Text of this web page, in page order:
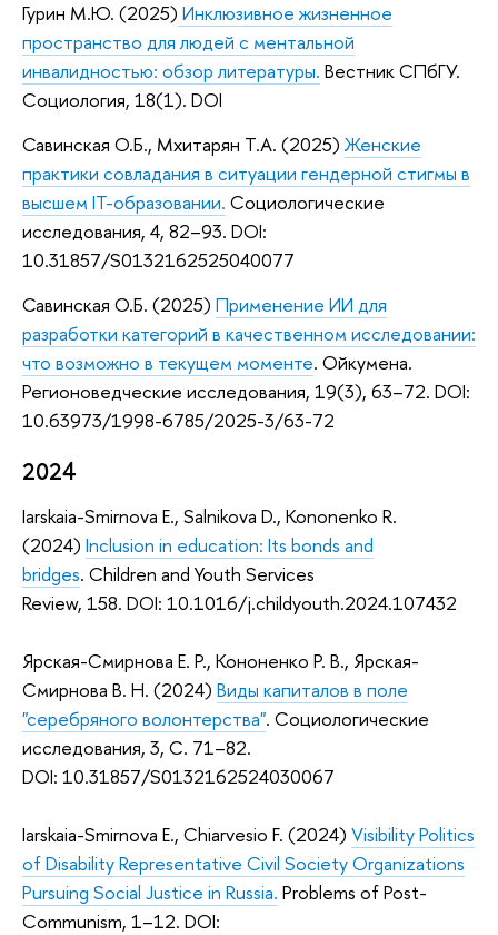
Гурин М.Ю. (2025) Инклюзивное жизненное
пространство для людей с ментальной
инвалидностью: обзор литературы. Вестник СПбГУ.
Социология, 18(1). DOI
Савинская О.Б., Мхитарян Т.А. (2025)Женские
практики совладания в ситуации гендерной стигмы в
высшем IT-образовании. Социологические
исследования, 4, 82–93. DOI:
10.31857/S0132162525040077
Савинская О.Б. (2025) Применение ИИ для
разработки категорий в качественном исследовании:
что возможно в текущем моменте. Ойкумена.
Регионоведческие исследования, 19(3), 63–72. DOI:
10.63973/1998-6785/2025-3/63-72
2024
Iarskaia-Smirnova E., Salnikova D., Kononenko R.
(2024) Inclusion in education: Its bonds and
bridges. Children and Youth Services
Review, 158. DOI: 10.1016/j.childyouth.2024.107432
Ярская-Смирнова Е. Р., Кононенко Р. В., Ярская-
Смирнова В. Н. (2024) Виды капиталов в поле
"серебряного волонтерства". Социологические
исследования, 3, C. 71–82.
DOI: 10.31857/S0132162524030067
Iarskaia-Smirnova E., Chiarvesio F. (2024) Visibility Politics
of Disability Representative Civil Society Organizations
Pursuing Social Justice in Russia. Problems of Post-
Communism, 1–12. DOI: